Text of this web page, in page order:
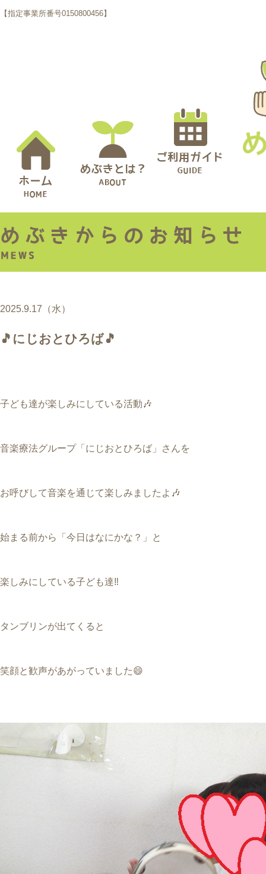
【指定事業所番号0150800456】
2025.9.17（水）
🎵にじおとひろば🎵
子ども達が楽しみにしている活動🎶
音楽療法グループ「にじおとひろば」さんを
お呼びして音楽を通じて楽しみましたよ🎶
始まる前から「今日はなにかな？」と
楽しみにしている子ども達‼
タンブリンが出てくると
笑顔と歓声があがっていました😄